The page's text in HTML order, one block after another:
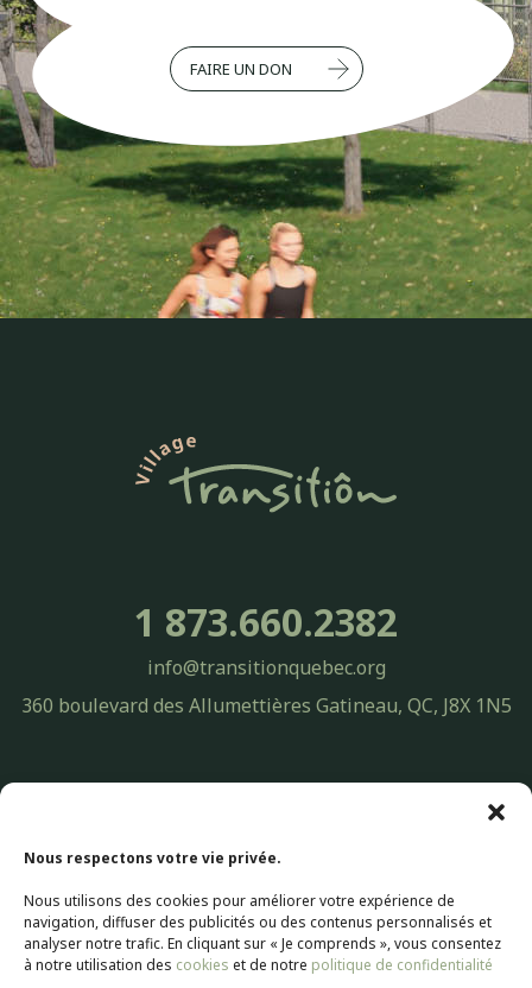
Nous respectons votre vie privée.
Nous utilisons des cookies pour améliorer votre expérience de
navigation, diffuser des publicités ou des contenus personnalisés et
analyser notre trafic. En cliquant sur « Je comprends », vous consentez
à notre utilisation des cookies et de notre politique de confidentialité
FAIRE UN DON
1 873.660.2382
info@transitionquebec.org
360 boulevard des Allumettières Gatineau, QC, J8X 1N5
© 2026 Transitiôn. Tous droits réservés.
Conception Web par Selectrum Communications
Web Marketing | SEO Référencement parAgence Pop Inc